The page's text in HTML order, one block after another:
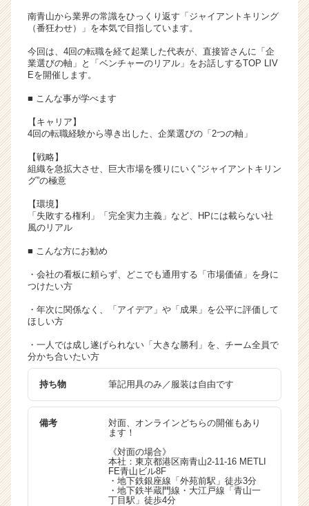
届
就
活
イ
ア
ャ
（C
r
r
e
南青山から業界の常識をひっくり返す「ジャイアントキリング
（番狂わせ）」を本気で目指しています。
今回は、4回の転職を経て起業した代表が、直接皆さんに「企
業選びの軸」と「ベンチャーのリアル」をお話しするTOP LIV
Eを開催します。
■ こんな事が学べます
【キャリア】
4回の転職経験から導き出した、企業選びの「2つの軸」
【戦略】
組織を急拡大させ、巨大市場を獲りにいく“ジャイアントキリン
グ”の極意
【環境】
「失敗する権利」「完全実力主義」など、HPには載らない社
風のリアル
■ こんな方にお勧め
・会社の看板に頼らず、どこでも通用する「市場価値」を身に
つけたい方
・年次に関係なく、「アイデア」や「成果」を公平に評価して
ほしい方
・一人では成し遂げられない「大きな勝利」を、チーム全員で
分かち合いたい方
持ち物 筆記用具のみ／服装は自由です
備考
対面、オンラインどちらの開催もあり
ます！
《対面の場合》
本社：東京都港区南青山2-11-16 METLI
FE青山ビル8F
・地下鉄銀座線「外苑前駅」徒歩3分
・地下鉄半蔵門線・大江戸線「青山一
丁目駅」徒歩4分